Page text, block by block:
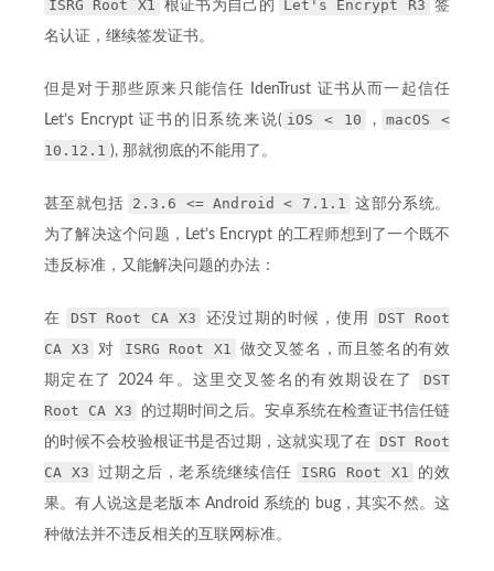
ISRG Root X1 根证书为自己的 Let's Encrypt R3
签
名认证，继续签发证书。
但是对于那些原来只能信任 IdenTrust 证书从而一起信任
Let’s Encrypt 证书的旧系统来说( iOS < 10 ,
macOS <
10.12.1 ), 那就彻底的不能用了。
甚至就包括 2.3.6 <= Android < 7.1.1
这部分系统。
为了解决这个问题，Let’s Encrypt 的工程师想到了一个既不
违反标准，又能解决问题的办法：
在 DST Root CA X3 还没过期的时候，使用
DST Root
CA X3
对 ISRG Root X1
做交叉签名，而且签名的有效
期定在了 2024 年。这里交叉签名的有效期设在了
DST
Root CA X3
的过期时间之后。安卓系统在检查证书信任链
的时候不会校验根证书是否过期，这就实现了在
DST Root
CA X3
过期之后，老系统继续信任 ISRG Root X1
的效
果。有人说这是老版本 Android 系统的 bug，其实不然。这
种做法并不违反相关的互联网标准。